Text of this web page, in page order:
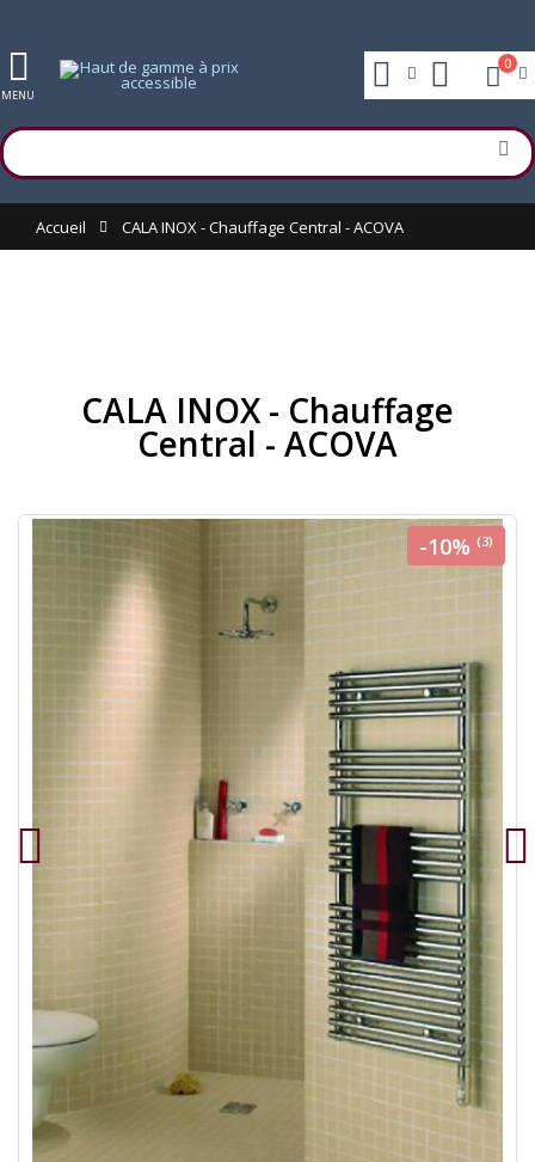
MENU
0
Accueil CALA INOX - Chauffage Central - ACOVA
CALA INOX - Chauffage
Central - ACOVA
-10% (3)